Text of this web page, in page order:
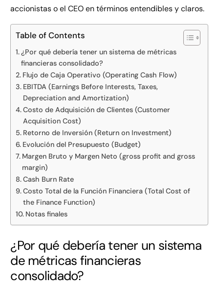
accionistas o el CEO en términos entendibles y claros.
Table of Contents
¿Por qué debería tener un sistema de métricas
financieras consolidado?
Flujo de Caja Operativo (Operating Cash Flow)
EBITDA (Earnings Before Interests, Taxes,
Depreciation and Amortization)
Costo de Adquisición de Clientes (Customer
Acquisition Cost)
Retorno de Inversión (Return on Investment)
Evolución del Presupuesto (Budget)
Margen Bruto y Margen Neto (gross profit and gross
margin)
Cash Burn Rate
Costo Total de la Función Financiera (Total Cost of
the Finance Function)
Notas finales
¿Por qué debería tener un sistema
de métricas financieras
consolidado?